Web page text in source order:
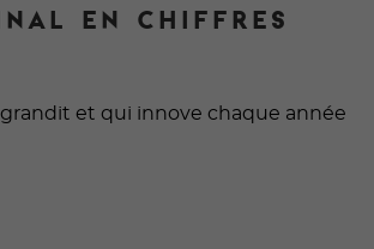
EN CHIFFRES
et qui innove chaque année